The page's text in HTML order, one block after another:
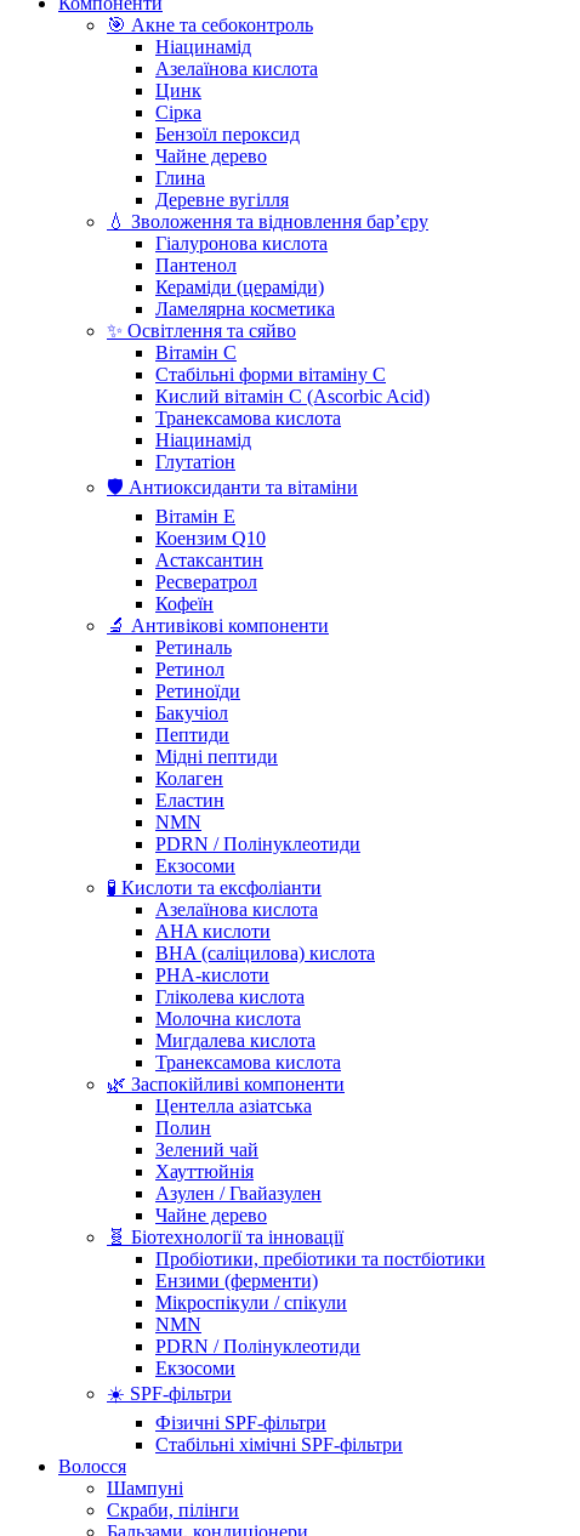
🎯 Акне та себоконтроль
Ніацинамід
Азелаїнова кислота
Цинк
Сірка
Бензоїл пероксид
Чайне дерево
Глина
Деревне вугілля
💧 Зволоження та відновлення бар’єру
Гіалуронова кислота
Пантенол
Кераміди (цераміди)
Ламелярна косметика
✨ Освітлення та сяйво
Вітамін С
Стабільні форми вітаміну С
Кислий вітамін С (Ascorbic Acid)
Транексамова кислота
Ніацинамід
Глутатіон
🛡️ Антиоксиданти та вітаміни
Вітамін Е
Коензим Q10
Астаксантин
Ресвератрол
Кофеїн
🔬 Антивікові компоненти
Ретиналь
Ретинол
Ретиноїди
Бакучіол
Пептиди
Мідні пептиди
Колаген
Еластин
NMN
PDRN / Полінуклеотиди
Екзосоми
🧪 Кислоти та ексфоліанти
Азелаїнова кислота
AHA кислоти
BHA (саліцилова) кислота
PHA-кислоти
Гліколева кислота
Молочна кислота
Мигдалева кислота
Транексамова кислота
🌿 Заспокійливі компоненти
Центелла азіатська
Полин
Зелений чай
Хауттюйнія
Азулен / Гвайазулен
Чайне дерево
🧬 Біотехнології та інновації
Пробіотики, пребіотики та постбіотики
Ензими (ферменти)
Мікроспікули / спікули
NMN
PDRN / Полінуклеотиди
Екзосоми
☀️ SPF-фільтри
Фізичні SPF-фільтри
Стабільні хімічні SPF-фільтри
Волосся
Шампуні
Скраби, пілінги
Бальзами, кондиціонери